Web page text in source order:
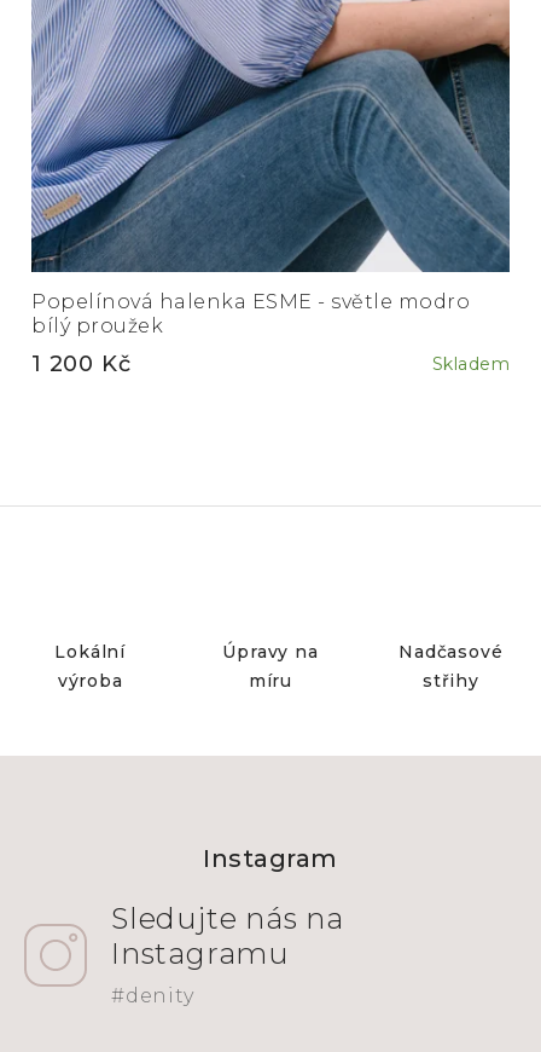
Lokální
výroba
Úpravy na
míru
Nadčasové
střihy
Popelínová halenka ESME - světle modro
bílý proužek
Skladem
1 200 Kč
Instagram